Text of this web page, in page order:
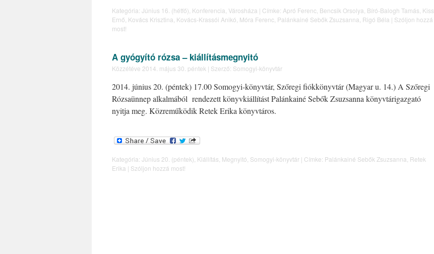
Kategória: Június 16. (hétfő), Konferencia, Városháza | Címke: Apró Ferenc, Bencsik Orsolya, Bíró-Balogh Tamás, Kiss
Ernő, Kovács Krisztina, Kovács-Krassói Anikó, Móra Ferenc, Palánkainé Sebők Zsuzsanna, Rigó Béla | Szóljon hozzá
most!
A gyógyító rózsa – kiállításmegnyitó
Közzétéve 2014. május 30. péntek | Szerző: Somogyi-könyvtár
2014. június 20. (péntek) 17.00 Somogyi-könyvtár, Szőregi fiókkönyvtár (Magyar u. 14.) A Szőregi
Rózsaünnep alkalmából rendezett könyvkiállítást Palánkainé Sebők Zsuzsanna könyvtárigazgató
nyitja meg. Közreműködik Retek Erika könyvtáros.
Kategória: Június 20. (péntek) Kiállítás Megnyitó Somogyi-könyvtár | Címke: Palánkainé Sebők Zsuzsanna Retek
Erika | Szóljon hozzá most!